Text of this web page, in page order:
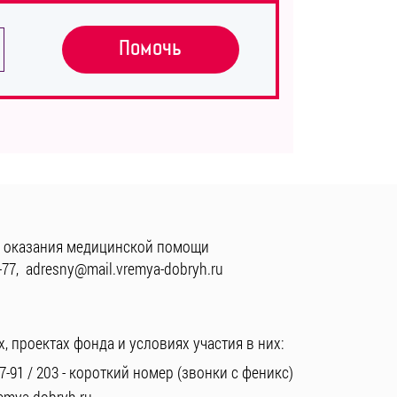
Помочь
медицинской помощи
, adresny@mail.vremya-dobryh.ru
проектах фонда и условиях участия в них:
91 / 203- короткий номер (звонки с феникс)